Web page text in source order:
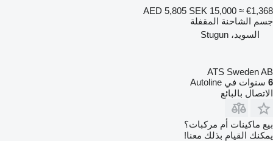
AED 5,805 SEK 15,000 ≈ €1,368
جسم الشاحنة المقفلة
السويد، Stugun
ATS Sweden AB
6 سنوات في Autoline
الاتصال بالبائع
بيع ماكينات أم مركبات؟
يمكنك القيام بذلك معنا!